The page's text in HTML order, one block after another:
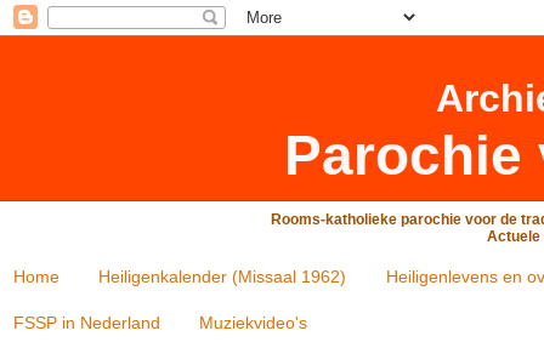
Parochie
Rooms-katholieke parochie voor de
Actuele
Home Heiligenkalender (Missaal 1962) Heiligenlevens en
FSSP in Nederland Muziekvideo's